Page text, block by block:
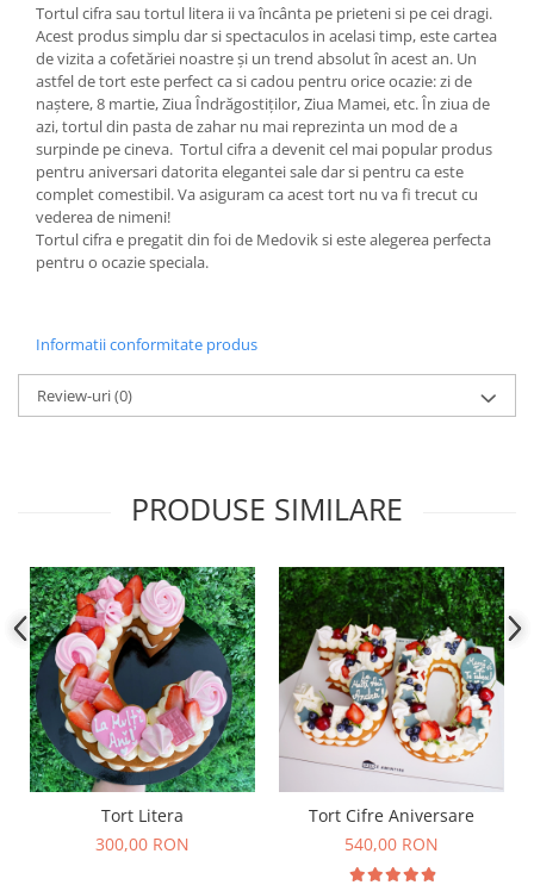
Tortul cifra sau tortul litera ii va încânta pe prieteni si pe cei dragi.
Acest produs simplu dar si spectaculos in acelasi timp, este cartea
de vizita a cofetăriei noastre și un trend absolut în acest an. Un
astfel de tort este perfect ca si cadou pentru orice ocazie: zi de
naștere, 8 martie, Ziua Îndrăgostiților, Ziua Mamei, etc. În ziua de
azi, tortul din pasta de zahar nu mai reprezinta un mod de a
surpinde pe cineva. Tortul cifra a devenit cel mai popular produs
pentru aniversari datorita elegantei sale dar si pentru ca este
complet comestibil. Va asiguram ca acest tort nu va fi trecut cu
vederea de nimeni!
Tortul cifra e pregatit din foi de Medovik si este alegerea perfecta
pentru o ocazie speciala.
Informatii conformitate produs
Review-uri(0)
PRODUSE SIMILARE
Tort Litera
300,00 RON
Tort Cifre Aniversare
540,00 RON